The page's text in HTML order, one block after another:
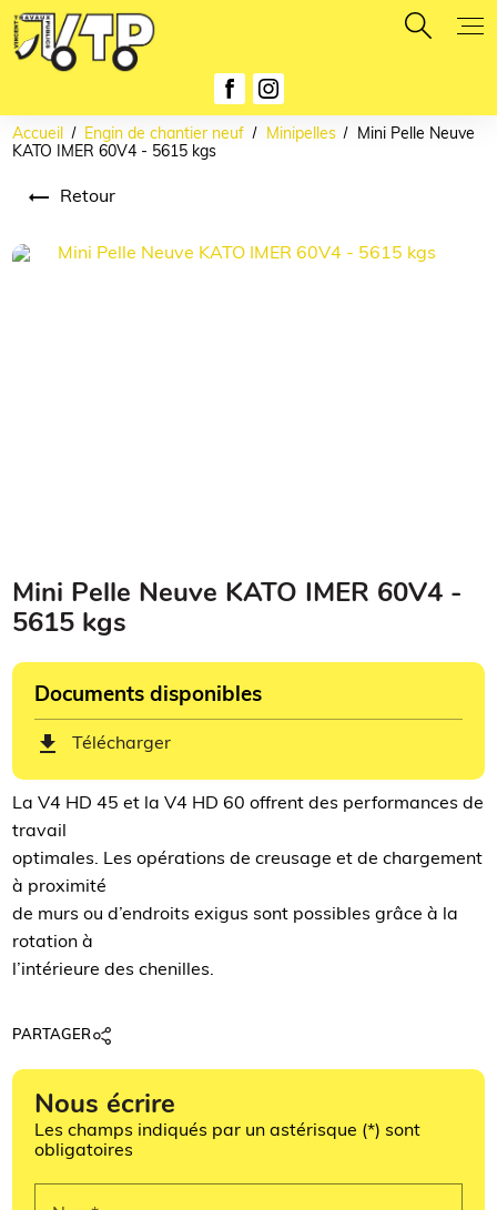
Accueil Engin de chantier neuf Minipelles
Mini Pelle Neuve
KATO IMER 60V4 - 5615 kgs
Retour
Mini Pelle Neuve KATO IMER 60V4 -
5615 kgs
Documents disponibles
get_app Télécharger
La V4 HD 45 et la V4 HD 60 offrent des performances de
travail
optimales. Les opérations de creusage et de chargement
à proximité
de murs ou d’endroits exigus sont possibles grâce à la
rotation à
l’intérieure des chenilles.
PARTAGER
Nous écrire
Les champs indiqués par un astérisque (*) sont
obligatoires
Panneau de gestion des cookies